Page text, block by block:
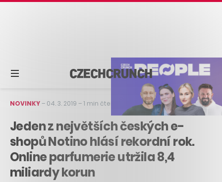
NOVINKY– 04. 3. 2019 –1 min čtení
Jeden z největších českých e-
shopů Notino hlásí rekordní rok.
Online parfumerie utržila 8,4
miliardy korun